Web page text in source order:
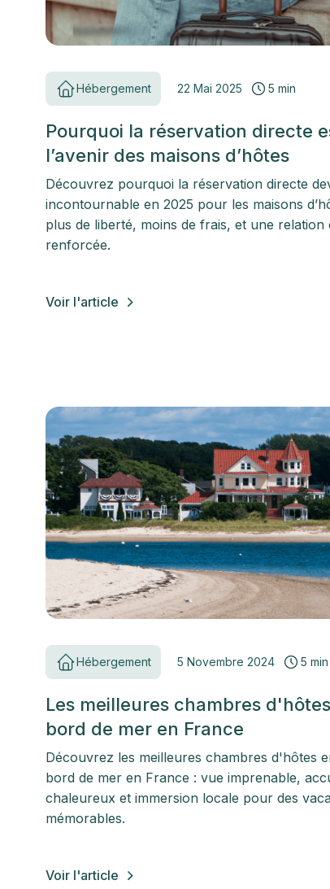
Hébergement 22 Mai 2025 5 min
Pourquoi la réservation directe
l’avenir des maisons d’hôtes
Découvrez pourquoi la réservation directe
incontournable en 2025 pour les maisons
plus de liberté, moins de frais, et une relation
renforcée.
Voir l'article
Hébergement 5 Novembre 2024 5 min
Les meilleures chambres
bord de mer en France
Découvrez les meilleures chambres d'hôtes
bord de mer en France : vue imprenable,
chaleureux et immersion locale pour des
mémorables.
Voir l'article